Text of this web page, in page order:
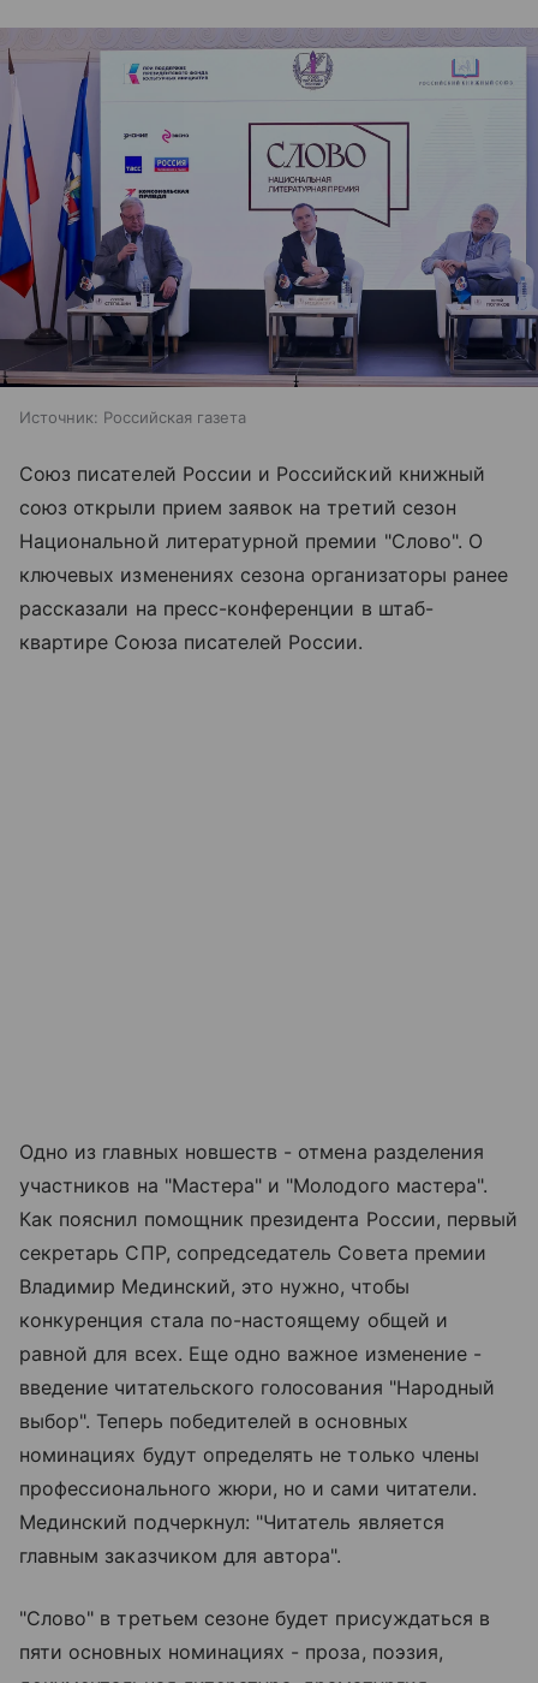
Источник: Российская газета
Союз писателей России и Российский книжный
союз открыли прием заявок на третий сезон
Национальной литературной премии "Слово". О
ключевых изменениях сезона организаторы ранее
рассказали на пресс-конференции в штаб-
квартире Союза писателей России.
Одно из главных новшеств - отмена разделения
участников на "Мастера" и "Молодого мастера".
Как пояснил помощник президента России, первый
секретарь СПР, сопредседатель Совета премии
Владимир Мединский, это нужно, чтобы
конкуренция стала по-настоящему общей и
равной для всех. Еще одно важное изменение -
введение читательского голосования "Народный
выбор". Теперь победителей в основных
номинациях будут определять не только члены
профессионального жюри, но и сами читатели.
Мединский подчеркнул: "Читатель является
главным заказчиком для автора".
"Слово" в третьем сезоне будет присуждаться в
пяти основных номинациях - проза, поэзия,